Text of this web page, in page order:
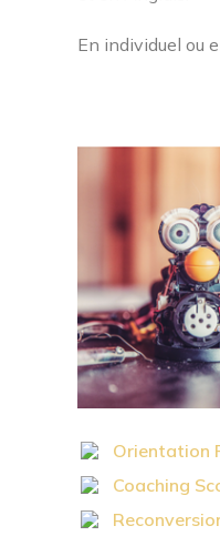
En individuel ou
Orientation
Coaching